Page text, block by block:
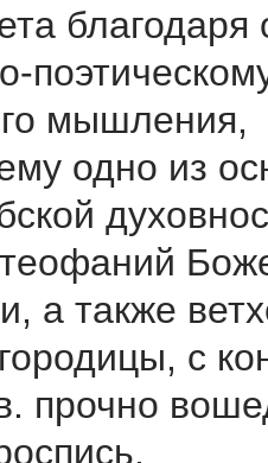
благодаря
мышления,
одно из
а также
с
прочно